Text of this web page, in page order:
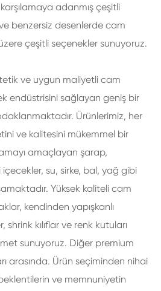
adanmış çeşitli
benzersiz desenlerde cam
çeşitli seçenekler sunuyoruz.
ve uygun maliyetli cam
endüstrisini sağlayan geniş bir
Ürünlerimiz, her
ve kalitesini mükemmel bir
amaçlayan şarap,
su, sirke, bal, yağ gibi
Yüksek kaliteli cam
kendinden yapışkanlı
kılıflar ve renk kutuları
sunuyoruz. Diğer premium
arasında. Ürün seçiminden nihai
ve memnuniyetin